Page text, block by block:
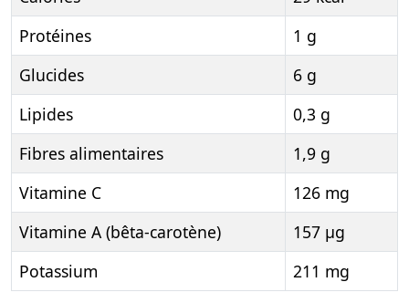
Protéines
1 g
Glucides
6 g
Lipides
0,3 g
Fibres alimentaires
1,9 g
Vitamine C
126 mg
Vitamine A (bêta-carotène)
157 µg
Potassium
211 mg